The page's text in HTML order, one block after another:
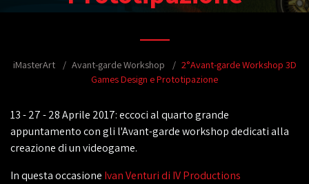
iMasterArt Avant-garde Workshop
2°Avant-garde Workshop 3D
Games Design e Prototipazione
13 - 27 - 28 Aprile 2017: eccoci al quarto grande
appuntamento con gli l'Avant-garde workshop dedicati alla
creazione di un videogame.
In questa occasione Ivan Venturi di IV Productions